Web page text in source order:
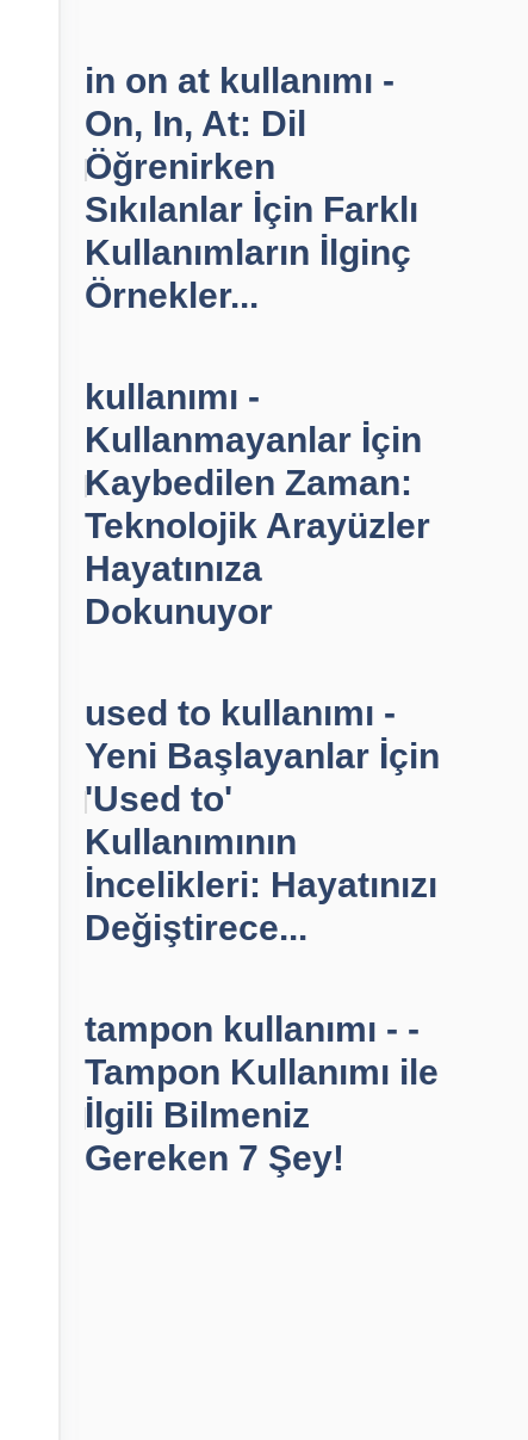
in on at kullanımı -
On, In, At: Dil
Öğrenirken
Sıkılanlar İçin Farklı
Kullanımların İlginç
Örnekler...
kullanımı -
Kullanmayanlar İçin
Kaybedilen Zaman:
Teknolojik Arayüzler
Hayatınıza
Dokunuyor
used to kullanımı -
Yeni Başlayanlar İçin
'Used to'
Kullanımının
İncelikleri: Hayatınızı
Değiştirece...
tampon kullanımı - -
Tampon Kullanımı ile
İlgili Bilmeniz
Gereken 7 Şey!